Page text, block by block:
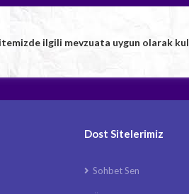
ilgili mevzuata uygun olarak
Dost Sitelerimiz
Sohbet Sen